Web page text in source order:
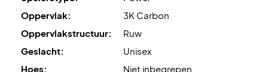
Oppervlak:
3K Carbon
Oppervlakstructuur:
Ruw
Geslacht:
Unisex
Hoes:
Niet inbegrepen